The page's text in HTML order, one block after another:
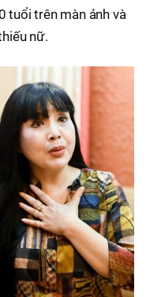
tuổi trên màn ảnh và
nữ.